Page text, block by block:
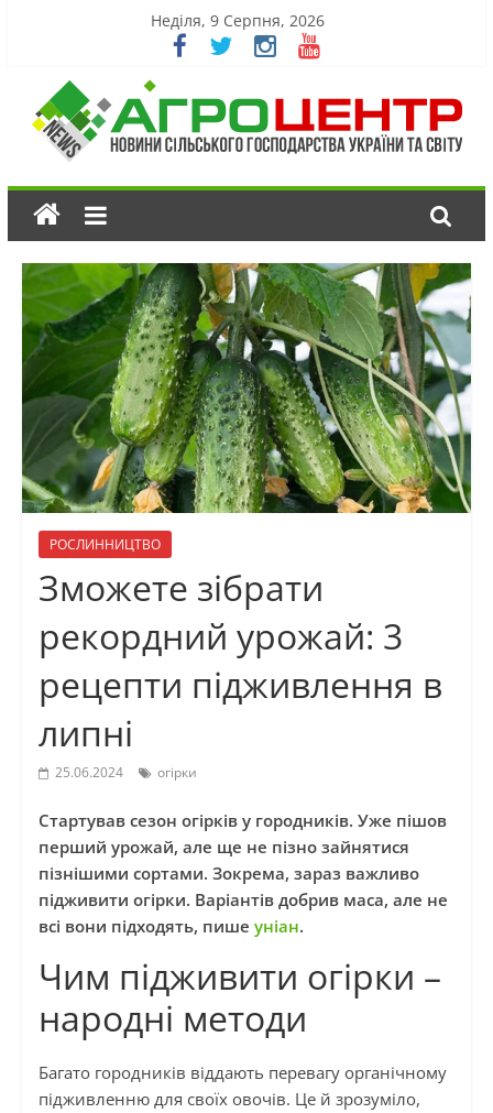
Неділя, 9 Серпня, 2026
РОСЛИННИЦТВО
Зможете зібрати
рекордний урожай: 3
рецепти підживлення в
липні
25.06.2024 огірки
Стартував сезон огірків у городників. Уже пішов
перший урожай, але ще не пізно зайнятися
пізнішими сортами. Зокрема, зараз важливо
підживити огірки. Варіантів добрив маса, але не
всі вони підходять, пише уніан.
Чим підживити огірки –
народні методи
Багато городників віддають перевагу органічному
підживленню для своїх овочів. Це й зрозуміло,